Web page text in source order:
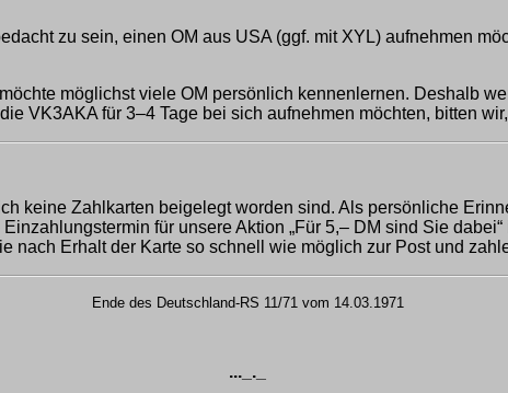
zu sein, einen OM aus USA (ggf. mit XYL) aufnehmen
möglichst viele OM persönlich kennenlernen. Deshalb
VK3AKA für 3–4 Tage bei sich aufnehmen möchten, bitten
keine Zahlkarten beigelegt worden sind. Als persönliche
für unsere Aktion „Für 5,– DM sind Sie
nach Erhalt der Karte so schnell wie möglich zur Post und
Ende des Deutschland-RS 11/71 vom 14.03.1971
..._._